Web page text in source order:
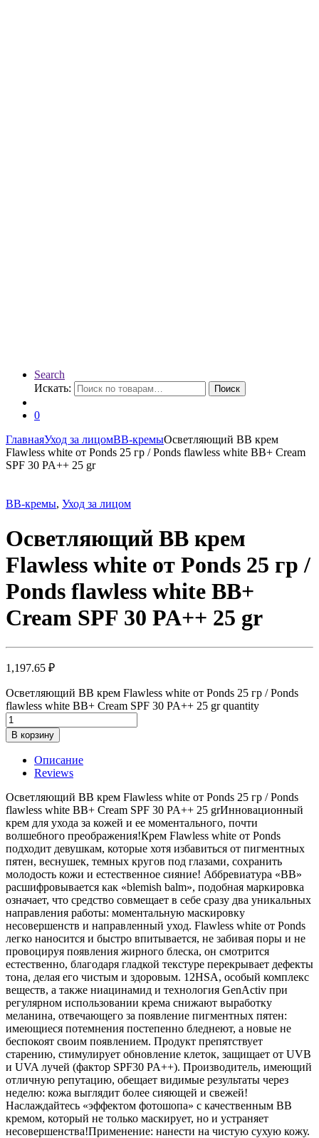
Search
Искать:
Поиск
0
ГлавнаяУход за лицомBB-кремыОсветляющий ВВ крем
Flawless white от Ponds 25 гр / Ponds flawless white BB+ Cream
SPF 30 PA++ 25 gr
BB-кремы, Уход за лицом
Осветляющий ВВ крем
Flawless white от Ponds 25 гр /
Ponds flawless white BB+
Cream SPF 30 PA++ 25 gr
1,197.65 ₽
Осветляющий ВВ крем Flawless white от Ponds 25 гр / Ponds
flawless white BB+ Cream SPF 30 PA++ 25 gr quantity
В корзину
Описание
Reviews
Осветляющий ВВ крем Flawless white от Ponds 25 гр / Ponds
flawless white BB+ Cream SPF 30 PA++ 25 grИнновационный
крем для ухода за кожей и ее моментального, почти
волшебного преображения!Крем Flawless white от Ponds
подходит девушкам, которые хотя избавиться от пигментных
пятен, веснушек, темных кругов под глазами, сохранить
молодость кожи и естественное сияние! Аббревиатура «ВВ»
расшифровывается как «blemish balm», подобная маркировка
означает, что средство совмещает в себе сразу два уникальных
направления работы: моментальную маскировку
несовершенств и направленный уход. Flawless white от Ponds
легко наносится и быстро впитывается, не забивая поры и не
провоцируя появления жирного блеска, он смотрится
естественно, благодаря гладкой текстуре перекрывает дефекты
тона, делая его чистым и здоровым. 12HSA, особый комплекс
веществ, а также ниацинамид и технология GenActiv при
регулярном использовании крема снижают выработку
меланина, отвечающего за появление пигментных пятен:
имеющиеся потемнения постепенно бледнеют, а новые не
беспокоят своим появлением. Продукт препятствует
старению, стимулирует обновление клеток, защищает от UVB
и UVA лучей (фактор SPF30 PA++). Производитель, имеющий
отличную репутацию, обещает видимые результаты через
неделю: кожа выглядит более сияющей и свежей!
Наслаждайтесь «эффектом фотошопа» с качественным ВВ
кремом, который не только маскирует, но и устраняет
несовершенства!Применение: нанести на чистую сухую кожу.